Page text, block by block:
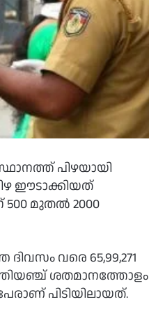
പിഴയായി
ഈടാക്കിയത്
500 മുതല്‍ 2000
വരെ 65,99,271
ശതമാനത്തോളം
പിടിയിലായത്.